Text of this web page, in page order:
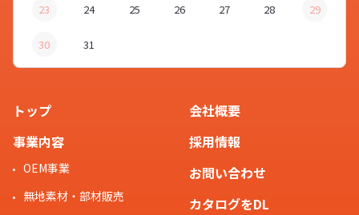
23 24 25 26 27 28 29
30 31
トップ
事業内容
OEM事業
無地素材・部材販売
会社概要
採用情報
お問い合わせ
カタログをDL